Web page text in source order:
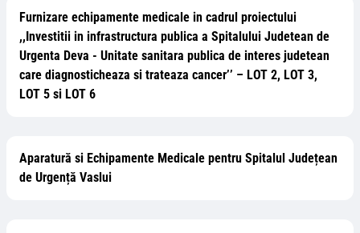
Furnizare echipamente medicale in cadrul proiectului
,,Investitii in infrastructura publica a Spitalului Judetean de
Urgenta Deva - Unitate sanitara publica de interes judetean
care diagnosticheaza si trateaza cancer’’ – LOT 2, LOT 3,
LOT 5 si LOT 6
Aparatură si Echipamente Medicale pentru Spitalul Județean
de Urgență Vaslui